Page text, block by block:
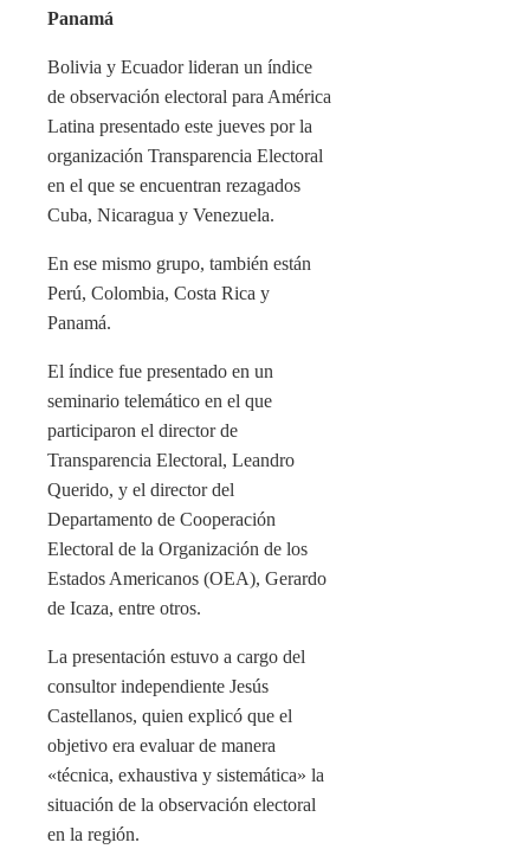
Panamá
Bolivia y Ecuador lideran un índice
de observación electoral para América
Latina presentado este jueves por la
organización Transparencia Electoral
en el que se encuentran rezagados
Cuba, Nicaragua y Venezuela.
En ese mismo grupo, también están
Perú, Colombia, Costa Rica y
Panamá.
El índice fue presentado en un
seminario telemático en el que
participaron el director de
Transparencia Electoral, Leandro
Querido, y el director del
Departamento de Cooperación
Electoral de la Organización de los
Estados Americanos (OEA), Gerardo
de Icaza, entre otros.
La presentación estuvo a cargo del
consultor independiente Jesús
Castellanos, quien explicó que el
objetivo era evaluar de manera
«técnica, exhaustiva y sistemática» la
situación de la observación electoral
en la región.